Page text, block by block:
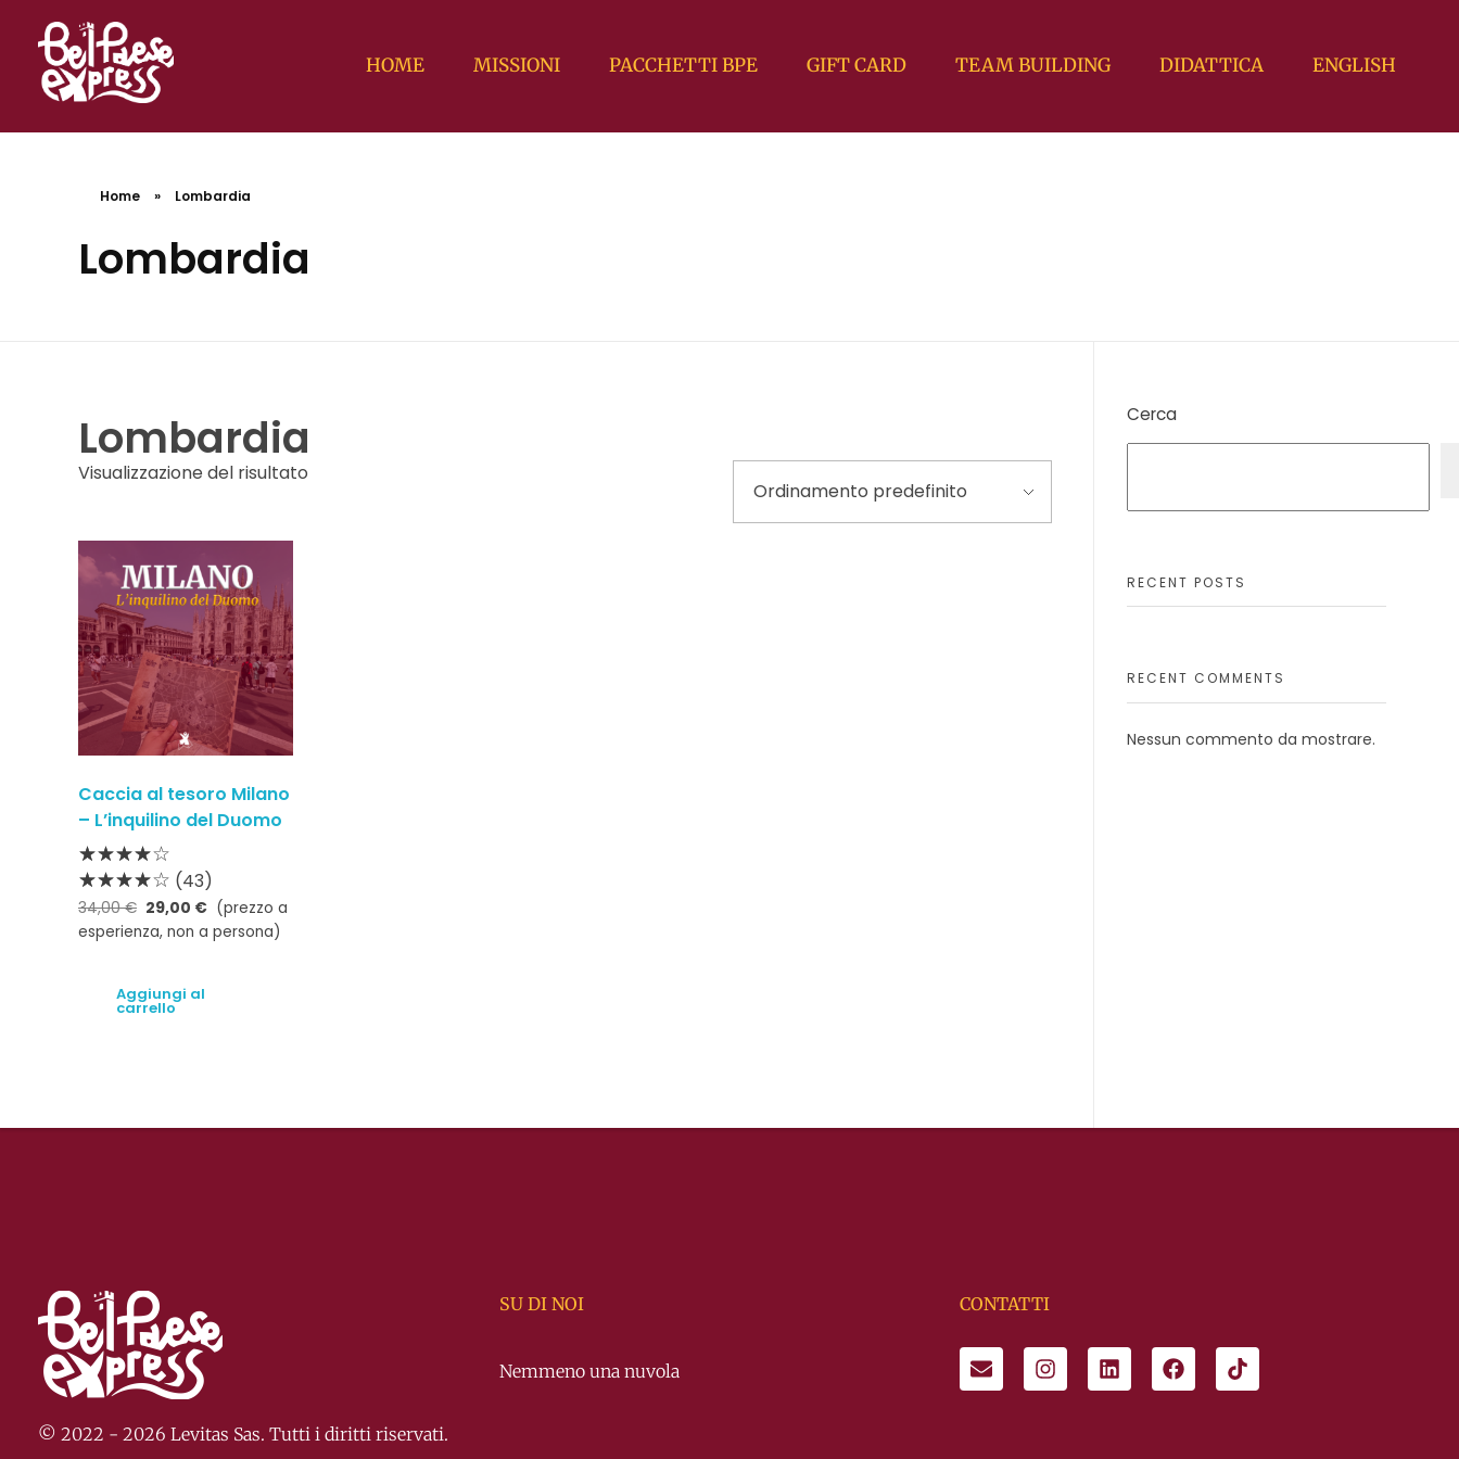
HOME MISSIONI PACCHETTI BPE GIFT CARD TEAM BUILDING DIDATTICA ENGLISH
Home » Lombardia
Lombardia
Lombardia
Visualizzazione del risultato
Caccia al tesoro Milano
– L’inquilino del Duomo
(43)
34,00€ 29,00 € (prezzo a
esperienza, non a persona)
Aggiungi al
carrello
Cerca
RECENT POSTS
RECENT COMMENTS
Nessun commento da mostrare.
© 2022 - 2026 Levitas Sas. Tutti i diritti riservati.
SU DI NOI
Nemmeno una nuvola
CONTATTI